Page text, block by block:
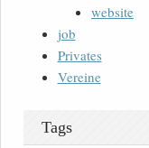
website
job
Privates
Vereine
Tags